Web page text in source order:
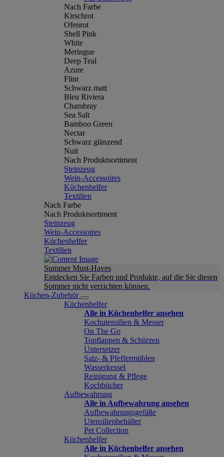
Nach Farbe
Kirschrot
Ofenrot
Shell Pink
White
Meringue
Deep Teal
Azure
Flint
Schwarz matt
Bleu Riviera
Chambray
Sea Salt
Bamboo Green
Nectar
Schwarz glänzend
Nuit
Nach Produktsortiment
Steinzeug
Wein-Accessoires
Küchenhelfer
Textilien
Nach Farbe
Nach Produktsortiment
Steinzeug
Wein-Accessoires
Küchenhelfer
Textilien
Summer Must-Haves
Entdecken Sie Farben und Produkte, auf die Sie diesen
Sommer nicht verzichten können.
Küchen-Zubehör
Küchenhelfer
Alle in Küchenhelfer ansehen
Kochutensilien & Messer
On The Go
Topflappen & Schürzen
Untersetzer
Salz- & Pfeffermühlen
Wasserkessel
Reinigung & Pflege
Kochbücher
Aufbewahrung
Alle in Aufbewahrung ansehen
Aufbewahrungsgefäße
Utensilienbehälter
Pet Collection
Küchenhelfer
Alle in Küchenhelfer ansehen